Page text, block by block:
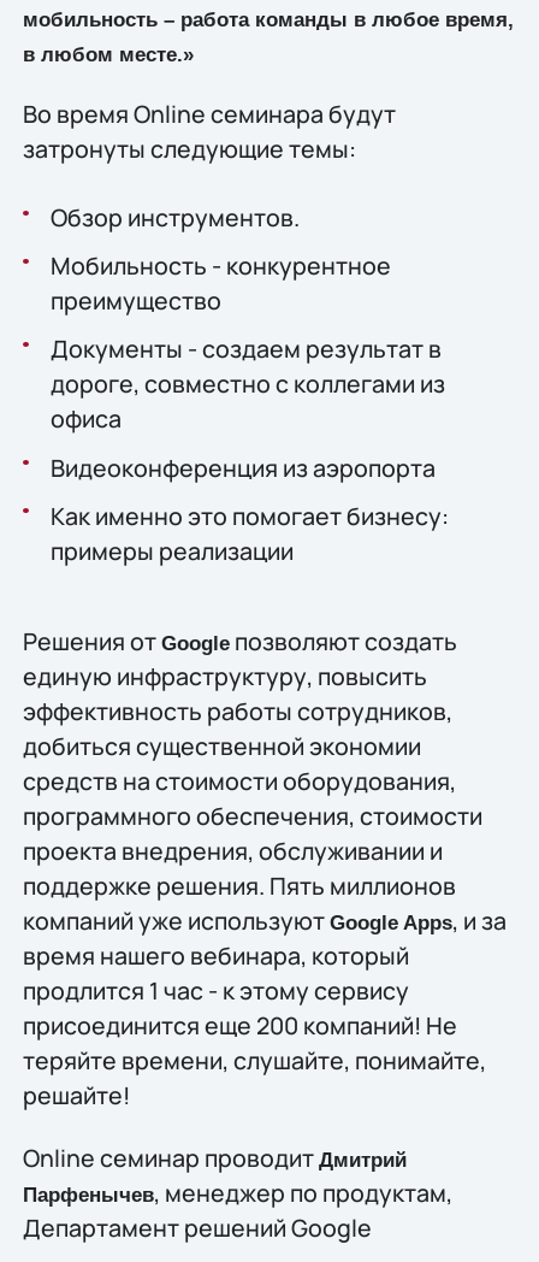
мобильность – работа команды в любое время,
в любом месте.»
Во время Online семинара будут
затронуты следующие темы:
Обзор инструментов.
Мобильность - конкурентное
преимущество
Документы - создаем результат в
дороге, совместно с коллегами из
офиса
Видеоконференция из аэропорта
Как именно это помогает бизнесу:
примеры реализации
Решения от Googleпозволяют создать
единую инфраструктуру, повысить
эффективность работы сотрудников,
добиться существенной экономии
средств на стоимости оборудования,
программного обеспечения, стоимости
проекта внедрения, обслуживании и
поддержке решения. Пять миллионов
компаний уже используют Google Apps, и за
время нашего вебинара, который
продлится 1 час - к этому сервису
присоединится еще 200 компаний! Не
теряйте времени, слушайте, понимайте,
решайте!
Online семинар проводит Дмитрий
Парфенычев, менеджер по продуктам,
Департамент решений Google